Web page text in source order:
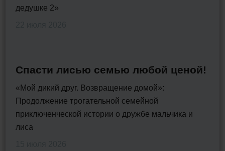
дедушке 2»
Спасти лисью семью любой ценой!
«Мой дикий друг. Возвращение домой»:
Продолжение трогательной семейной
приключенческой истории о дружбе мальчика и
лиса